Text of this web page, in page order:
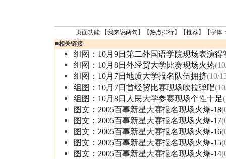
页面功能 【我来说两句 】【热点排行】【推荐】【字体
■相关链接
组图：10月9日第二外国语学院现场表演得
组图：10月8日外经贸大学比赛现场火热
组图：10月7日地质大学报名队伍拥挤(10/
组图：10月7日首经贸比赛现场吹拉弹唱
组图：10月8日人民大学参赛现场个性十足
图文：2005百事新星大赛报名现场火爆-18
图文：2005百事新星大赛报名现场火爆-17
图文：2005百事新星大赛报名现场火爆-16
图文：2005百事新星大赛报名现场火爆-15
图文：2005百事新星大赛报名现场火爆-14